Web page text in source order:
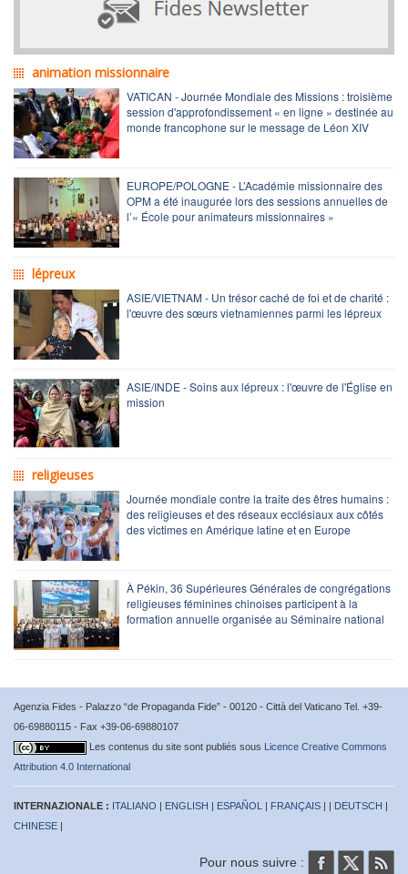
animation missionnaire
VATICAN - Journée Mondiale des Missions : troisième
session d'approfondissement « en ligne » destinée au
monde francophone sur le message de Léon XIV
EUROPE/POLOGNE - L’Académie missionnaire des
OPM a été inaugurée lors des sessions annuelles de
l’« École pour animateurs missionnaires »
lépreux
ASIE/VIETNAM - Un trésor caché de foi et de charité :
l'œuvre des sœurs vietnamiennes parmi les lépreux
ASIE/INDE - Soins aux lépreux : l'œuvre de l'Église en
mission
religieuses
Journée mondiale contre la traite des êtres humains :
des religieuses et des réseaux ecclésiaux aux côtés
des victimes en Amérique latine et en Europe
À Pékin, 36 Supérieures Générales de congrégations
religieuses féminines chinoises participent à la
formation annuelle organisée au Séminaire national
Agenzia Fides - Palazzo “de Propaganda Fide” - 00120 - Città del Vaticano Tel. +39-
06-69880115 - Fax +39-06-69880107
Les contenus du site sont publiés sous Licence Creative Commons
Attribution 4.0 International
INTERNAZIONALE : ITALIANO | ENGLISH | ESPAÑOL | FRANÇAIS | | DEUTSCH |
CHINESE |
Pour nous suivre :